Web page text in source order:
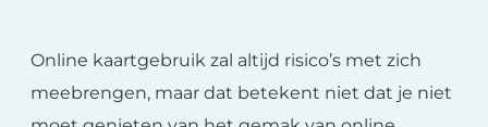
Online kaartgebruik zal altijd risico’s met zich
meebrengen, maar dat betekent niet dat je niet